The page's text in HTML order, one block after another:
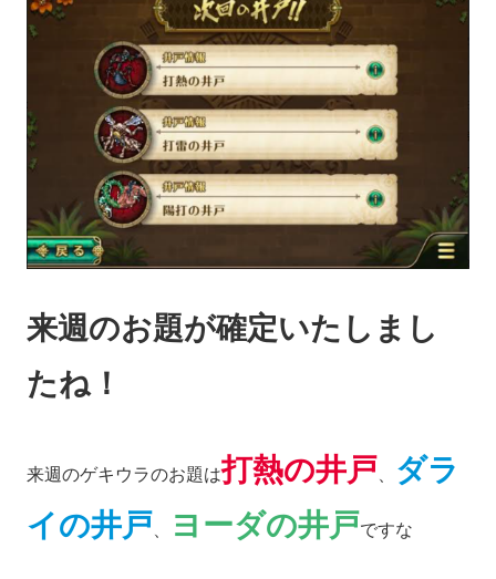
来週のお題が確定いたしまし
たね！
来週のゲキウラのお題は打熱の井戸 ダラ
イの井戸
ヨーダの井戸ですな